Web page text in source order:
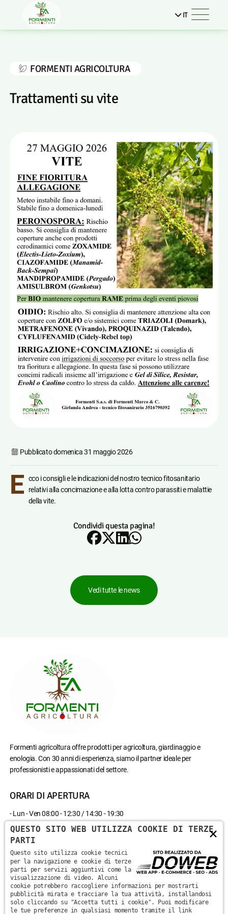
IT
FORMENTI AGRICOLTURA
Trattamenti su vite
Pubblicatodomenica 31 maggio 2026
E cco i consigli e le indicazioni del nostro tecnico fitosanitario
relativi alla concimazione e alla lotta contro parassiti e malattie
della vite.
Condividi questa pagina!
Vedi tutte le news
Formenti agricoltura offre prodotti per agricoltura, giardinaggio e
enologia. Con 30 anni di esperienza, siamo il partner ideale per
professionisti e appassionati del settore.
ORARI DI APERTURA
- Lun - Ven 08:00 - 12:30 / 14:30 - 19:30
- Sab 08:00 - 12:30
- Domenica chiuso
CONTATTACI
Via Monte Santa Viola, 13 - 37142 - Marzana, Verona
+39 045 870 0582
×
QUESTO SITO WEB UTILIZZA COOKIE DI TERZE
PARTI
Questo sito utilizza cookie tecnici
per la navigazione e cookie di terze
parti per servizi aggiuntivi come la
visualizzazione di video. Alcuni
cookie potrebbero raccogliere informazioni per mostrarti
pubblicità mirata e tracciare la tua attività, installandosi
solo cliccando su "Accetta tutti i cookie". Puoi modificare
le tue preferenze in qualsiasi momento tramite il link